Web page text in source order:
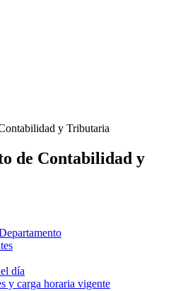
de Contabilidad y
día
y carga horaria vigente